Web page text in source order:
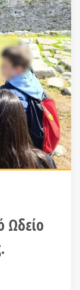
Ωδείο